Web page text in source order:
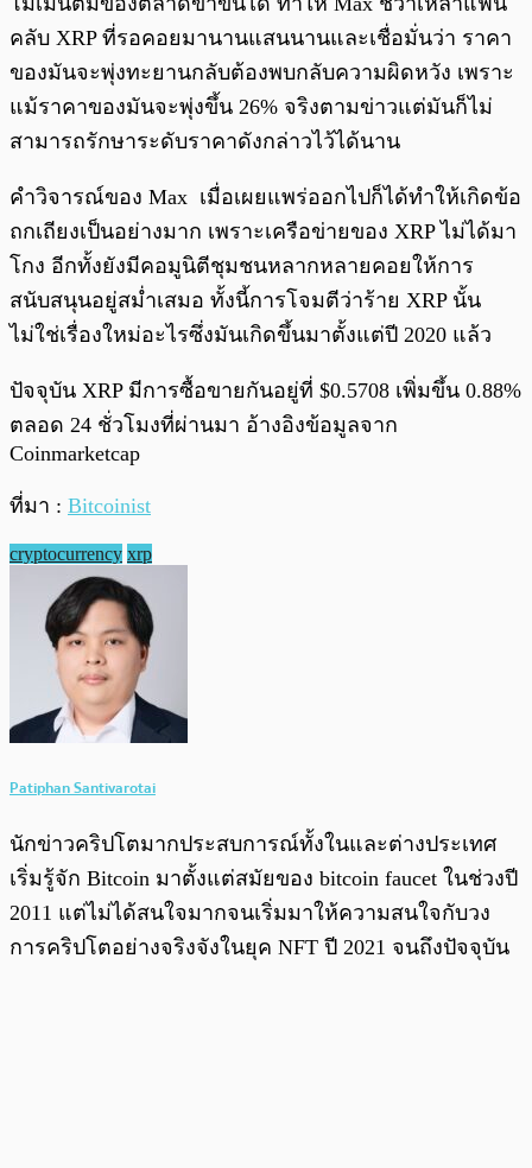
คลับ XRP ที่รอคอยมานานแสนนานและเชื่อมั่นว่า ราคา
ของมันจะพุ่งทะยานกลับต้องพบกลับความผิดหวัง เพราะ
แม้ราคาของมันจะพุ่งขึ้น 26% จริงตามข่าวแต่มันก็ไม่
สามารถรักษาระดับราคาดังกล่าวไว้ได้นาน
คำวิจารณ์ของ Max เมื่อเผยแพร่ออกไปก็ได้ทำให้เกิดข้อ
ถกเถียงเป็นอย่างมาก เพราะเครือข่ายของ XRP ไม่ได้มา
โกง อีกทั้งยังมีคอมูนิตีชุมชนหลากหลายคอยให้การ
สนับสนุนอยู่สม่ำเสมอ ทั้งนี้การโจมตีว่าร้าย XRP นั้น
ไม่ใช่เรื่องใหม่อะไรซึ่งมันเกิดขึ้นมาตั้งแต่ปี 2020 แล้ว
ปัจจุบัน XRP มีการซื้อขายกันอยู่ที่ $0.5708 เพิ่มขึ้น 0.88%
ตลอด 24 ชั่วโมงที่ผ่านมา อ้างอิงข้อมูลจาก
Coinmarketcap
ที่มา : Bitcoinist
cryptocurrency xrp
Patiphan Santivarotai
นักข่าวคริปโตมากประสบการณ์ทั้งในและต่างประเทศ
เริ่มรู้จัก Bitcoin มาตั้งแต่สมัยของ bitcoin faucet ในช่วงปี
2011 แต่ไม่ได้สนใจมากจนเริ่มมาให้ความสนใจกับวง
การคริปโตอย่างจริงจังในยุค NFT ปี 2021 จนถึงปัจจุบัน